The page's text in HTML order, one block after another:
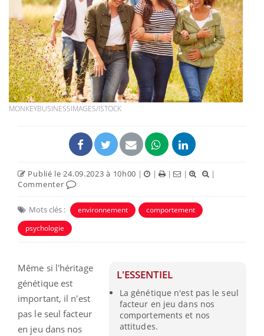
MONKEYBUSINESSIMAGES/ISTOCK
Publié le 24.09.2023 à 10h00 | | | |
|
Commenter
Mots clés : environnement
comportement
psychologie
L'ESSENTIEL
La génétique n'est pas le seul
facteur en jeu dans nos
comportements et nos
attitudes.
Même si l'héritage
génétique est
important, il n'est
pas le seul facteur
en jeu dans nos